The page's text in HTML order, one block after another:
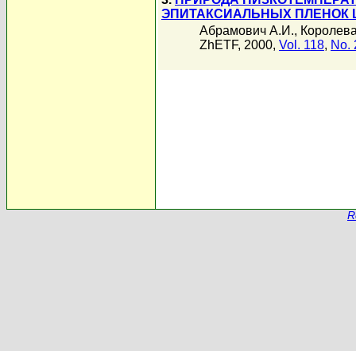
ЭПИТАКСИАЛЬНЫХ ПЛЕНОК
Абрамович А.И.,
ZhETF, 2000, Vol. 118, No.